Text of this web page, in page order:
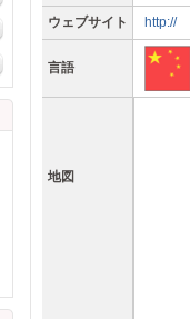
ウェブサイト http://
言語
地図